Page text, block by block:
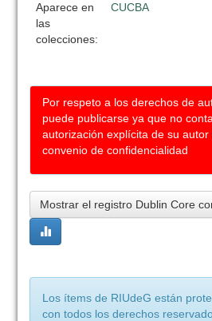
Aparece en
las
colecciones:
CUCBA
Por respeto a los derechos de
puede publicarse ya que no
autorización explícita de su
convenio de confidencialidad
Mostrar el registro Dublin Core
Los ítems de RIUdeG están
con todos los derechos